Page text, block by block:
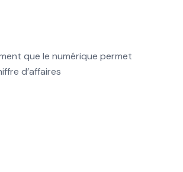
que le numérique permet
d’affaires